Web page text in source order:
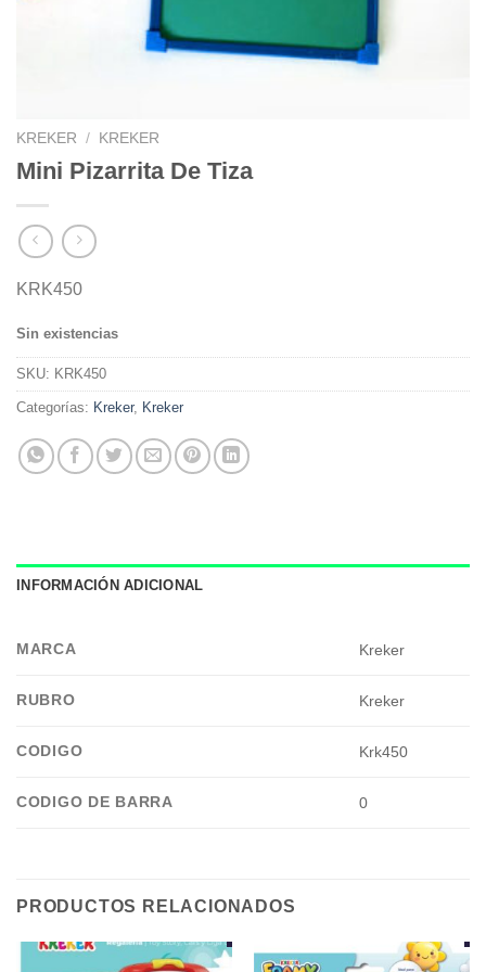
KREKER / KREKER
Mini Pizarrita De Tiza
KRK450
Sin existencias
SKU: KRK450
Categorías: Kreker, Kreker
INFORMACIÓN ADICIONAL
MARCA Kreker
RUBRO Kreker
CODIGO Krk450
CODIGO DE BARRA 0
PRODUCTOS RELACIONADOS